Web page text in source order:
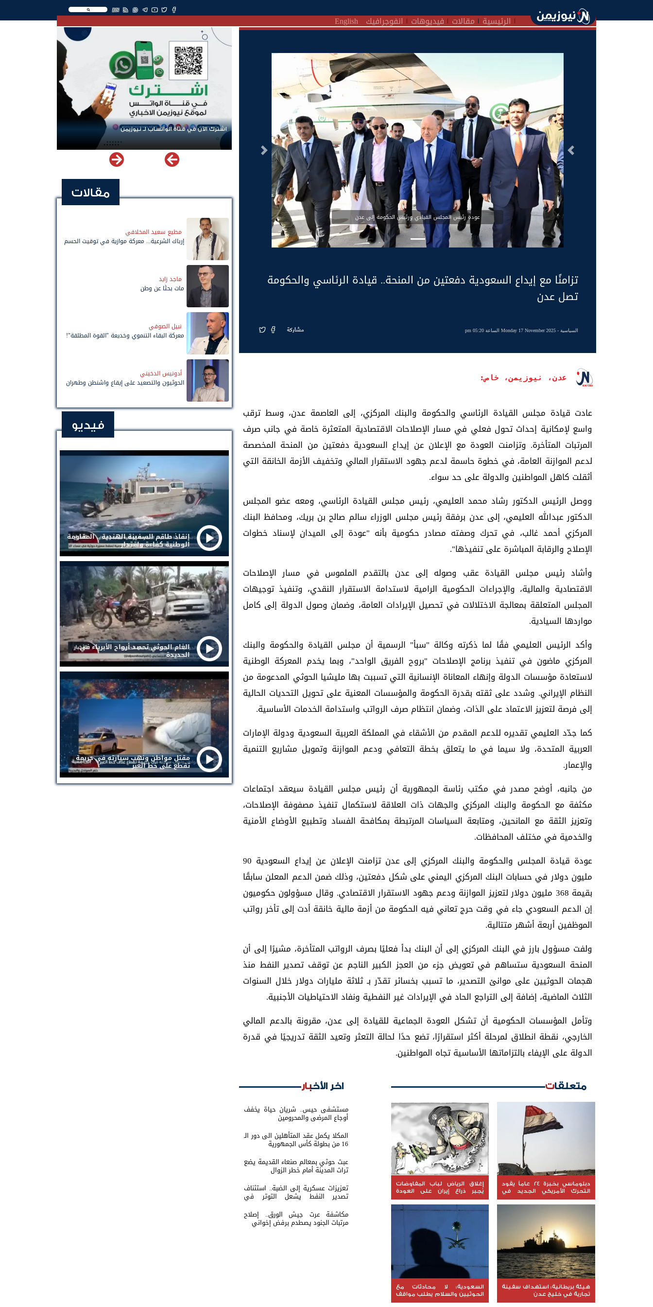
EN
الرئيسية مقالات فيديوهات انفوجرافيك English
عودة رئيس المجلس القيادي ورئيس الحكومة إلى عدن
السابق التالى
تزامنًا مع إيداع السعودية دفعتين من المنحة.. قيادة الرئاسي والحكومة
تصل عدن
السياسية- Monday 17 November 2025 الساعة 05:20 pm مشاركة
عدن، نيوزيمن، خاص:
عادت قيادة مجلس القيادة الرئاسي والحكومة والبنك المركزي، إلى العاصمة عدن، وسط ترقب
واسع لإمكانية إحداث تحول فعلي في مسار الإصلاحات الاقتصادية المتعثرة خاصة في جانب صرف
المرتبات المتأخرة. وتزامنت العودة مع الإعلان عن إيداع السعودية دفعتين من المنحة المخصصة
لدعم الموازنة العامة، في خطوة حاسمة لدعم جهود الاستقرار المالي وتخفيف الأزمة الخانقة التي
أثقلت كاهل المواطنين والدولة على حد سواء.
ووصل الرئيس الدكتور رشاد محمد العليمي، رئيس مجلس القيادة الرئاسي، ومعه عضو المجلس
الدكتور عبدالله العليمي، إلى عدن برفقة رئيس مجلس الوزراء سالم صالح بن بريك، ومحافظ البنك
المركزي أحمد غالب، في تحرك وصفته مصادر حكومية بأنه "عودة إلى الميدان لإسناد خطوات
الإصلاح والرقابة المباشرة على تنفيذها".
وأشاد رئيس مجلس القيادة عقب وصوله إلى عدن بالتقدم الملموس في مسار الإصلاحات
الاقتصادية والمالية، والإجراءات الحكومية الرامية لاستدامة الاستقرار النقدي، وتنفيذ توجيهات
المجلس المتعلقة بمعالجة الاختلالات في تحصيل الإيرادات العامة، وضمان وصول الدولة إلى كامل
مواردها السيادية.
وأكد الرئيس العليمي فقًا لما ذكرته وكالة "سبأ" الرسمية أن مجلس القيادة والحكومة والبنك
المركزي ماضون في تنفيذ برنامج الإصلاحات "بروح الفريق الواحد"، وبما يخدم المعركة الوطنية
لاستعادة مؤسسات الدولة وإنهاء المعاناة الإنسانية التي تسببت بها مليشيا الحوثي المدعومة من
النظام الإيراني. وشدد على ثقته بقدرة الحكومة والمؤسسات المعنية على تحويل التحديات الحالية
إلى فرصة لتعزيز الاعتماد على الذات، وضمان انتظام صرف الرواتب واستدامة الخدمات الأساسية.
كما جدّد العليمي تقديره للدعم المقدم من الأشقاء في المملكة العربية السعودية ودولة الإمارات
العربية المتحدة، ولا سيما في ما يتعلق بخطة التعافي ودعم الموازنة وتمويل مشاريع التنمية
والإعمار.
من جانبه، أوضح مصدر في مكتب رئاسة الجمهورية أن رئيس مجلس القيادة سيعقد اجتماعات
مكثفة مع الحكومة والبنك المركزي والجهات ذات العلاقة لاستكمال تنفيذ مصفوفة الإصلاحات،
وتعزيز الثقة مع المانحين، ومتابعة السياسات المرتبطة بمكافحة الفساد وتطبيع الأوضاع الأمنية
والخدمية في مختلف المحافظات.
عودة قيادة المجلس والحكومة والبنك المركزي إلى عدن تزامنت الإعلان عن إيداع السعودية 90
مليون دولار في حسابات البنك المركزي اليمني على شكل دفعتين، وذلك ضمن الدعم المعلن سابقًا
بقيمة 368 مليون دولار لتعزيز الموازنة ودعم جهود الاستقرار الاقتصادي. وقال مسؤولون حكوميون
إن الدعم السعودي جاء في وقت حرج تعاني فيه الحكومة من أزمة مالية خانقة أدت إلى تأخر رواتب
الموظفين أربعة أشهر متتالية.
ولفت مسؤول بارز في البنك المركزي إلى أن البنك بدأ فعليًا بصرف الرواتب المتأخرة، مشيرًا إلى أن
المنحة السعودية ستساهم في تعويض جزء من العجز الكبير الناجم عن توقف تصدير النفط منذ
هجمات الحوثيين على موانئ التصدير، ما تسبب بخسائر تقدّر بـ ثلاثة مليارات دولار خلال السنوات
الثلاث الماضية، إضافة إلى التراجع الحاد في الإيرادات غير النفطية ونفاد الاحتياطيات الأجنبية.
وتأمل المؤسسات الحكومية أن تشكل العودة الجماعية للقيادة إلى عدن، مقرونة بالدعم المالي
الخارجي، نقطة انطلاق لمرحلة أكثر استقرارًا، تضع حدًا لحالة التعثر وتعيد الثقة تدريجيًا في قدرة
الدولة على الإيفاء بالتزاماتها الأساسية تجاه المواطنين.
متعلقات
دبلوماسي بخبرة 24 عاماً يقود
التحرك الأمريكي الجديد في
اليمن
إغلاق الرياض لباب المفاوضات
يُجبر ذراع إيران على العودة
للتصعيد
هيئة بريطانية: استهداف سفينة
تجارية في خليج عدن
السعودية: لا محادثات مع
الحوثيين والسلام يطلب مواقف
جادة ومسؤولة
اخر الأخبار
مستشفى حيس.. شريان حياة يخفف
أوجاع المرضى والمحرومين
المكلا يكمل عقد المتأهلين الى دور الـ
16 من بطولة كأس الجمهورية
عبث حوثي بمعالم صنعاء القديمة يضع
تراث المدينة أمام خطر الزوال
تعزيزات عسكرية إلى الضبة.. استئناف
تصدير النفط يشعل التوتر في
مكاشفة عرت جيش الورق.. إصلاح
مرتبات الجنود يصطدم برفض إخواني
اشترك الآن في قناة الواتساب لـ نيوزيمن
مقالات
مطيع سعيد المخلافي
إرباك الشرعية... معركة موازية في توقيت الحسم
ماجد زايد
مات بحثًا عن وطن
نبيل الصوفي
معركة البقاء التنموي وخديعة "القوة المطلقة"!
أدونيس الدخيني
الحوثيون والتصعيد على إيقاع واشنطن وطهران
فيديو
إنقاذ طاقم السفينة الهندية .. المقاومة
الوطنية كفاءة واقتدار
الغام الحوثي تحصد أرواح الأبرياء في
الحديدة
مقتل مواطن ونهب سيارته في جريمة
تقطع على خط العبر